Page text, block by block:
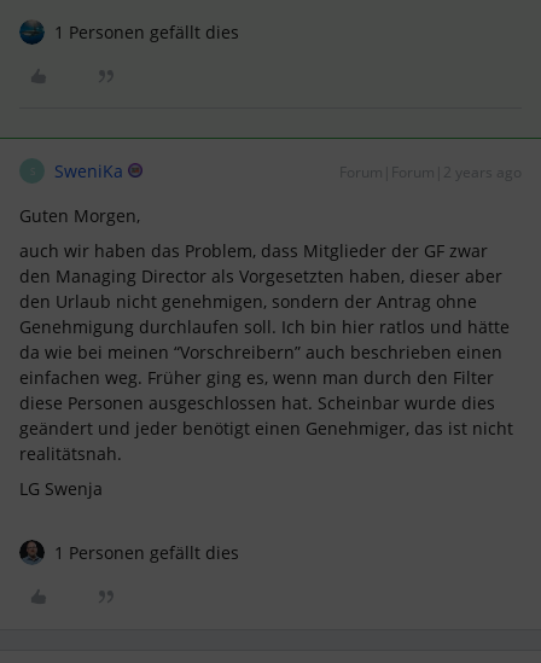
1 Personen gefällt dies
SweniKa Forum|Forum|2 years ago
Guten Morgen,
auch wir haben das Problem, dass Mitglieder der GF zwar
den Managing Director als Vorgesetzten haben, dieser aber
den Urlaub nicht genehmigen, sondern der Antrag ohne
Genehmigung durchlaufen soll. Ich bin hier ratlos und hätte
da wie bei meinen “Vorschreibern” auch beschrieben einen
einfachen weg. Früher ging es, wenn man durch den Filter
diese Personen ausgeschlossen hat. Scheinbar wurde dies
geändert und jeder benötigt einen Genehmiger, das ist nicht
realitätsnah.
LG Swenja
1 Personen gefällt dies